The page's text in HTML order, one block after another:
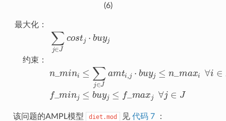
(6)
最 大 化：
约 束 ：
约束：n
该问题的AMPL模型 diet.mod 见 代码 7：